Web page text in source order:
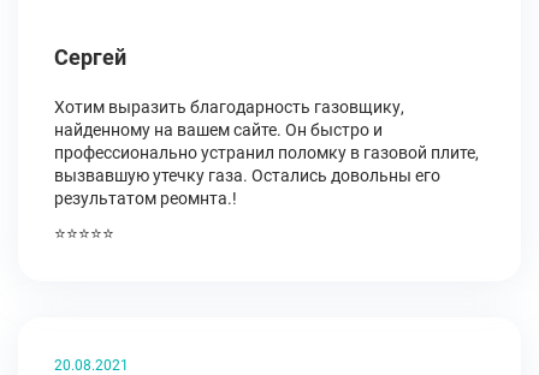
Сергей
Хотим выразить благодарность газовщику,
найденному на вашем сайте. Он быстро и
профессионально устранил поломку в газовой плите,
вызвавшую утечку газа. Остались довольны его
результатом реомнта.!
⭐⭐⭐⭐⭐
20.08.2021